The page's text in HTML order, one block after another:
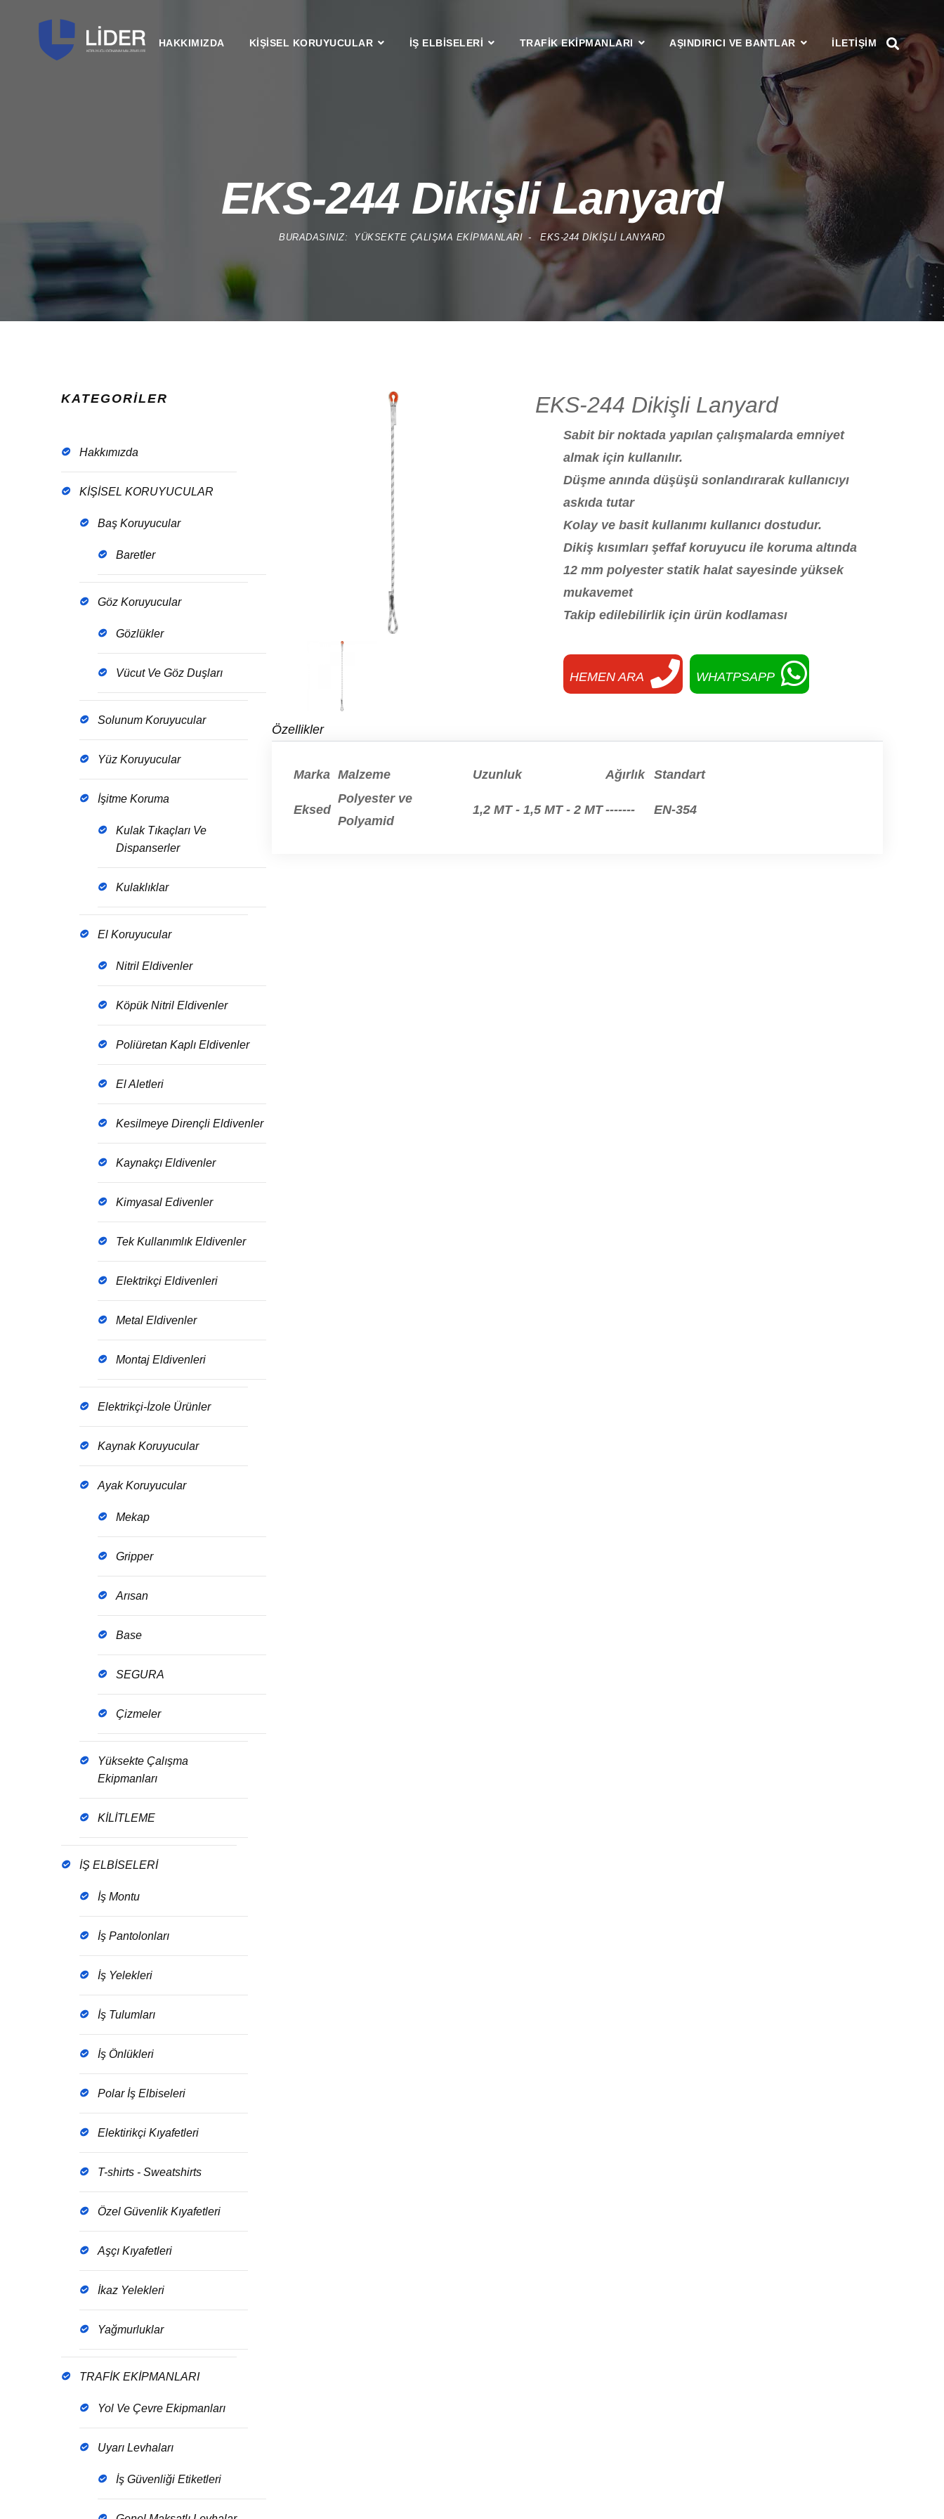
HAKKIMIZDA KİŞİSEL KORUYUCULAR İŞ ELBİSELERİ TRAFİK EKİPMANLARI AŞINDIRICI VE BANTLAR ILETIŞIM
EKS-244 Dikişli Lanyard
BURADASINIZ: YÜKSEKTE ÇALIŞMA EKIPMANLARI EKS-244 DIKIŞLI LANYARD
KATEGORİLER
Hakkımızda
KİŞİSEL KORUYUCULAR
Baş Koruyucular
Baretler
Göz Koruyucular
Gözlükler
Vücut Ve Göz Duşları
Solunum Koruyucular
Yüz Koruyucular
İşitme Koruma
Kulak Tıkaçları Ve
Dispanserler
Kulaklıklar
El Koruyucular
Nitril Eldivenler
Köpük Nitril Eldivenler
Poliüretan Kaplı Eldivenler
El Aletleri
Kesilmeye Dirençli Eldivenler
Kaynakçı Eldivenler
Kimyasal Edivenler
Tek Kullanımlık Eldivenler
Elektrikçi Eldivenleri
Metal Eldivenler
Montaj Eldivenleri
Elektrikçi-İzole Ürünler
Kaynak Koruyucular
Ayak Koruyucular
Mekap
Gripper
Arısan
Base
SEGURA
Çizmeler
Yüksekte Çalışma
Ekipmanları
KİLİTLEME
İŞ ELBİSELERİ
İş Montu
İş Pantolonları
İş Yelekleri
İş Tulumları
İş Önlükleri
Polar İş Elbiseleri
Elektirikçi Kıyafetleri
T-shirts - Sweatshirts
Özel Güvenlik Kıyafetleri
Aşçı Kıyafetleri
İkaz Yelekleri
Yağmurluklar
TRAFİK EKİPMANLARI
Yol Ve Çevre Ekipmanları
Uyarı Levhaları
İş Güvenliği Etiketleri
EKS-244 Dikişli Lanyard
Sabit bir noktada yapılan çalışmalarda emniyet
almak için kullanılır.
Düşme anında düşüşü sonlandırarak kullanıcıyı
askıda tutar
Kolay ve basit kullanımı kullanıcı dostudur.
Dikiş kısımları şeffaf koruyucu ile koruma altında
12 mm polyester statik halat sayesinde yüksek
mukavemet
Takip edilebilirlik için ürün kodlaması
HEMEN ARA WHATPSAPP
Özellikler
Marka Malzeme Uzunluk Ağırlık Standart
Eksed
Polyester ve
Polyamid
1,2 MT - 1,5 MT - 2 MT ------- EN-354